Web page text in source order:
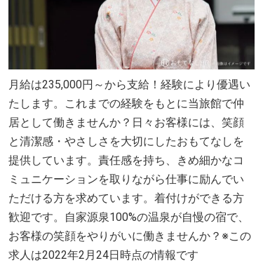
月給は235,000円～から支給！経験により優遇い
たします。これまでの経験をもとに当旅館で仲
居として働きませんか？日々お客様には、笑顔
と清潔感・やさしさを大切にしたおもてなしを
提供しています。責任感を持ち、きめ細かなコ
ミュニケーションを取りながら仕事に励んでい
ただける方を求めています。着付けができる方
歓迎です。自家源泉100%の温泉が自慢の宿で、
お客様の笑顔をやりがいに働きませんか？※この
求人は2022年2月24日時点の情報です